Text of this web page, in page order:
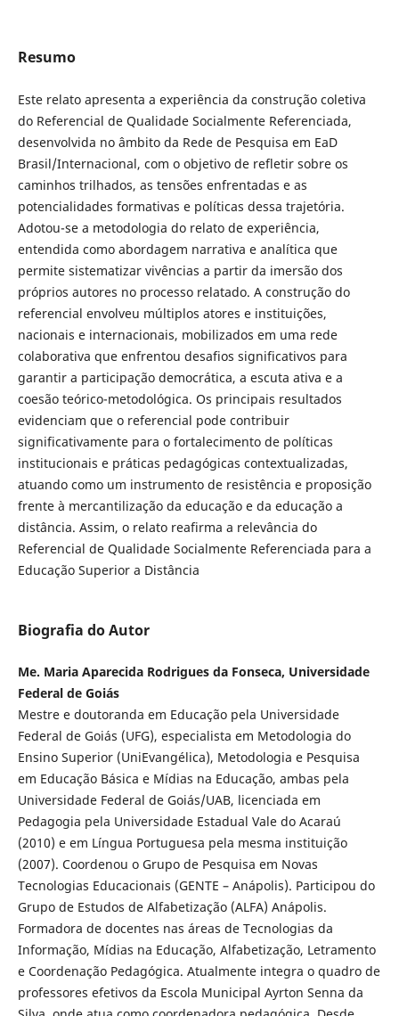
Resumo
Este relato apresenta a experiência da construção coletiva
do Referencial de Qualidade Socialmente Referenciada,
desenvolvida no âmbito da Rede de Pesquisa em EaD
Brasil/Internacional, com o objetivo de refletir sobre os
caminhos trilhados, as tensões enfrentadas e as
potencialidades formativas e políticas dessa trajetória.
Adotou-se a metodologia do relato de experiência,
entendida como abordagem narrativa e analítica que
permite sistematizar vivências a partir da imersão dos
próprios autores no processo relatado. A construção do
referencial envolveu múltiplos atores e instituições,
nacionais e internacionais, mobilizados em uma rede
colaborativa que enfrentou desafios significativos para
garantir a participação democrática, a escuta ativa e a
coesão teórico-metodológica. Os principais resultados
evidenciam que o referencial pode contribuir
significativamente para o fortalecimento de políticas
institucionais e práticas pedagógicas contextualizadas,
atuando como um instrumento de resistência e proposição
frente à mercantilização da educação e da educação a
distância. Assim, o relato reafirma a relevância do
Referencial de Qualidade Socialmente Referenciada para a
Educação Superior a Distância
Biografia do Autor
Me. Maria Aparecida Rodrigues da Fonseca, Universidade
Federal de Goiás
Mestre e doutoranda em Educação pela Universidade
Federal de Goiás (UFG), especialista em Metodologia do
Ensino Superior (UniEvangélica), Metodologia e Pesquisa
em Educação Básica e Mídias na Educação, ambas pela
Universidade Federal de Goiás/UAB, licenciada em
Pedagogia pela Universidade Estadual Vale do Acaraú
(2010) e em Língua Portuguesa pela mesma instituição
(2007). Coordenou o Grupo de Pesquisa em Novas
Tecnologias Educacionais (GENTE – Anápolis). Participou do
Grupo de Estudos de Alfabetização (ALFA) Anápolis.
Formadora de docentes nas áreas de Tecnologias da
Informação, Mídias na Educação, Alfabetização, Letramento
e Coordenação Pedagógica. Atualmente integra o quadro de
professores efetivos da Escola Municipal Ayrton Senna da